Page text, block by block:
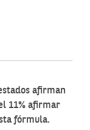
afirman
11% afirmar
fórmula.